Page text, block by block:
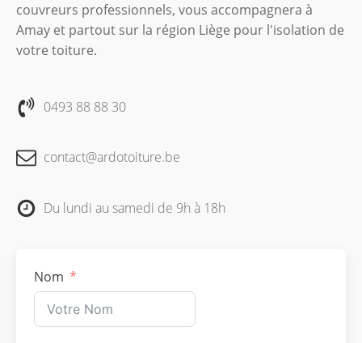
couvreurs professionnels, vous accompagnera à
Amay et partout sur la région Liège pour l'isolation de
votre toiture.
0493 88 88 30
contact@ardotoiture.be
Du lundi au samedi de 9h à 18h
Nom